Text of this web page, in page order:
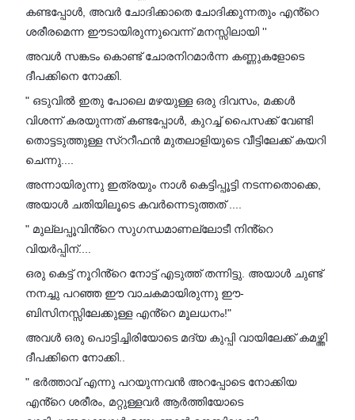
കണ്ടപ്പോൾ, അവർ ചോദിക്കാതെ ചോദിക്കുന്നതും എൻ്റെ
ശരീരമെന്ന ഈടായിരുന്നുവെന്ന് മനസ്സിലായി ''
അവൾ സങ്കടം കൊണ്ട് ചോരനിറമാർന്ന കണ്ണുകളോടെ
ദീപക്കിനെ നോക്കി.
" ഒടുവിൽ ഇതു പോലെ മഴയുള്ള ഒരു ദിവസം, മക്കൾ
വിശന്ന് കരയുന്നത് കണ്ടപ്പോൾ, കുറച്ച് പൈസക്ക് വേണ്ടി
തൊട്ടടുത്തുള്ള സ്ററീഫൻ മുതലാളിയുടെ വീട്ടിലേക്ക് കയറി
ചെന്നു....
അന്നായിരുന്നു ഇത്രയും നാൾ കെട്ടിപ്പൂട്ടി നടന്നതൊക്കെ,
അയാൾ ചതിയിലൂടെ കവർന്നെടുത്തത് ....
" മുല്ലപ്പൂവിൻ്റെ സുഗന്ധമാണല്ലോടീ നിൻ്റെ
വിയർപ്പിന്....
ഒരു കെട്ട് നൂറിൻ്റെ നോട്ട് എടുത്ത് തന്നിട്ടു. അയാൾ ചുണ്ട്
നനച്ചു പറഞ്ഞ ഈ വാചകമായിരുന്നു ഈ-
ബിസിനസ്സിലേക്കുള്ള എൻ്റെ മൂലധനം!"
അവൾ ഒരു പൊട്ടിച്ചിരിയോടെ മദ്യ കുപ്പി വായിലേക്ക് കമഴ്ത്തി
ദീപക്കിനെ നോക്കി..
" ഭർത്താവ് എന്നു പറയുന്നവൻ അറപ്പോടെ നോക്കിയ
എൻ്റെ ശരീരം, മറ്റുള്ളവർ ആർത്തിയോടെ